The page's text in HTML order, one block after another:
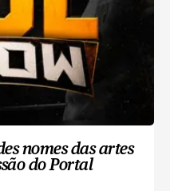
nomes das artes
do Portal